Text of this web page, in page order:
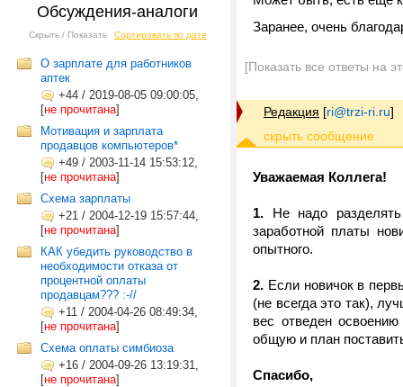
Обсуждения-аналоги
Скрыть / Показать Сортировать по дате
О зарплате для работников
аптек
+44 / 2019-08-05 09:00:05,
[не прочитана]
Мотивация и зарплата
продавцов компьютеров*
+49 / 2003-11-14 15:53:12,
[не прочитана]
Схема зарплаты
+21 / 2004-12-19 15:57:44,
[не прочитана]
КАК убедить руководство в
необходимости отказа от
процентной оплаты
продавцам??? :-//
+11 / 2004-04-26 08:49:34,
[не прочитана]
Схема оплаты симбиоза
+16 / 2004-09-26 13:19:31,
[не прочитана]
Заранее, очень
[Показать все ответы на
Редакция [ri@trzi-ri.ru]
Уважаемая Коллега!
1. Не надо
заработной платы
опытного.
2. Если новичок в
(не всегда это так),
вес отведен
общую и план
Спасибо,